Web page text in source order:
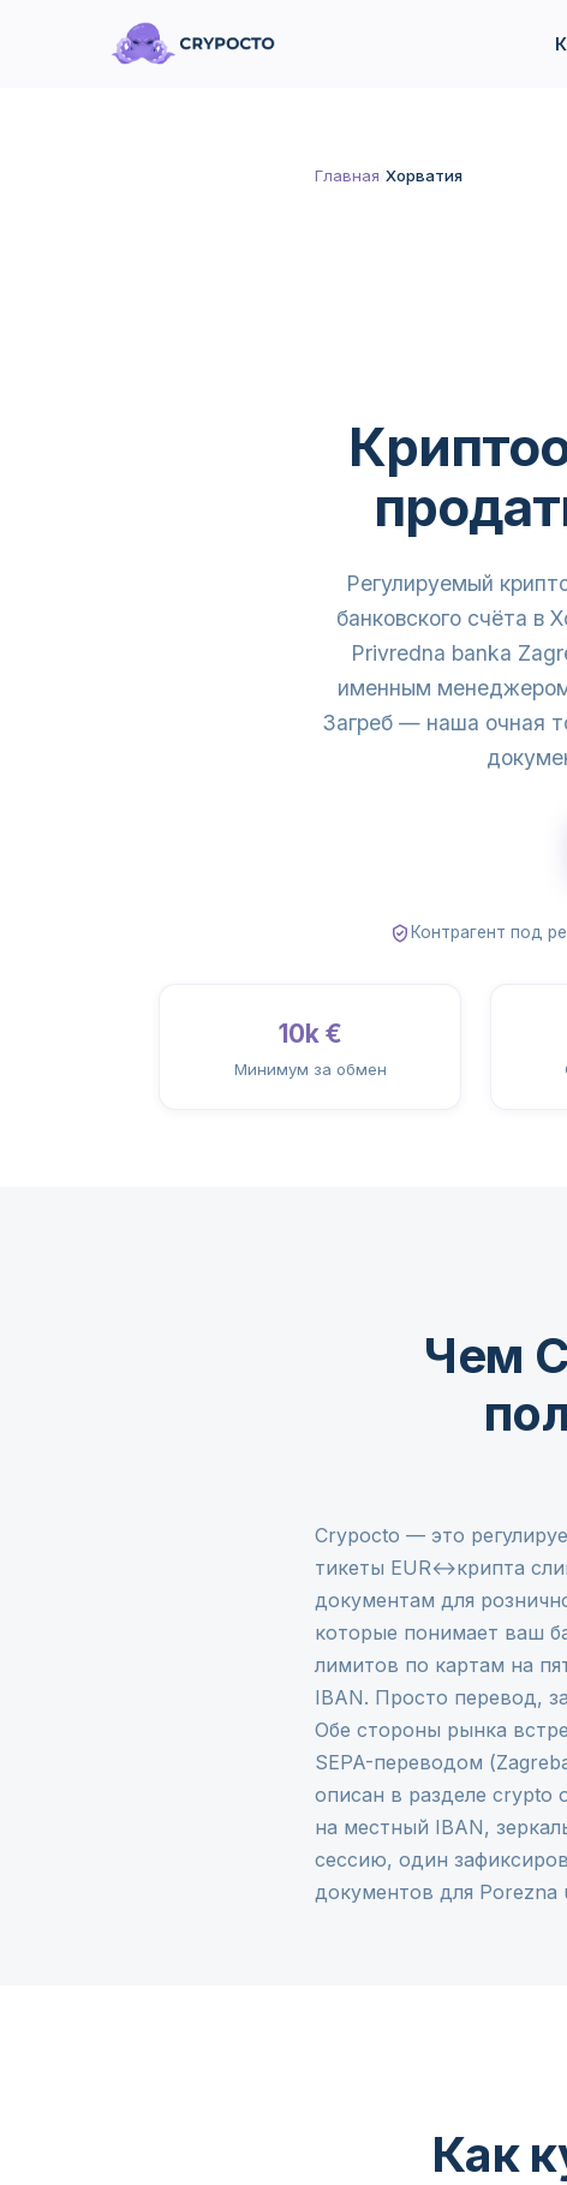
Главная Хорватия
Регулируемый
банковского счёта в
Privredna banka
именным
Загреб — наша очная
Контрагент под
10k €
Минимум за обмен
Чем
Crypocto — это
тикеты EUR↔крипта
документам для
которые понимает ваш
лимитов по картам на
IBAN. Просто перевод,
Обе стороны рынка
SEPA-переводом
описан в разделе crypto
на местный IBAN,
сессию, один
документов для Porezna
Как